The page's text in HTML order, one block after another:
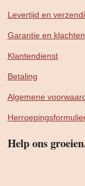
Levertijd en
Garantie en klachten
Klantendienst
Betaling
Algemene
Help ons